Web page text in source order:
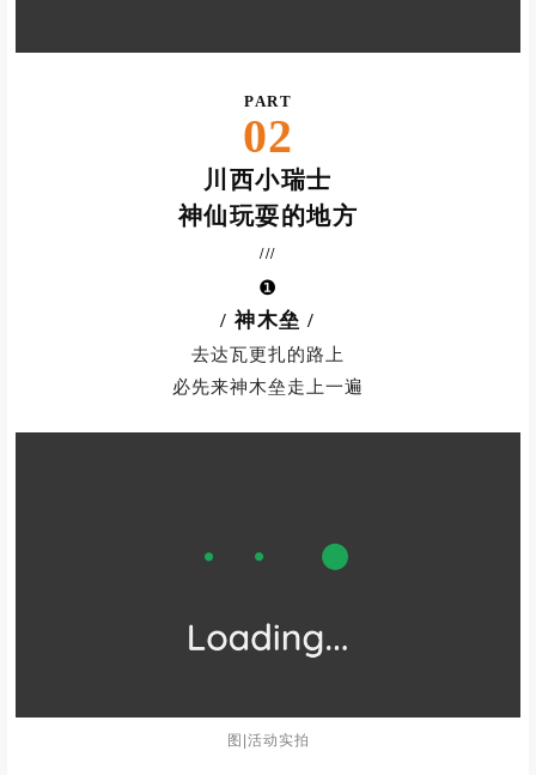
PART
02
川西小瑞士
神仙玩耍的地方
///
❶
/ 神木垒 /
去达瓦更扎的路上
必先来神木垒走上一遍
图|活动实拍